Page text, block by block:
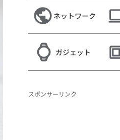
ネットワーク
ガジェット
スポンサーリンク